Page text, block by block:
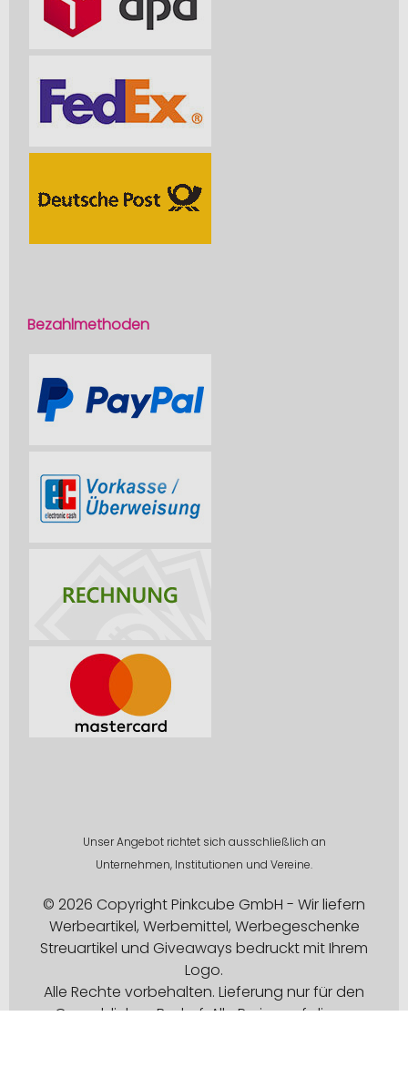
Bezahlmethoden
Unser Angebot richtet sich ausschließlich an
Unternehmen, Institutionen und Vereine.
© 2026 Copyright Pinkcube GmbH - Wir liefern
Werbeartikel, Werbemittel, Werbegeschenke
Streuartikel und Giveaways bedruckt mit Ihrem
Logo.
Alle Rechte vorbehalten. Lieferung nur für den
Gewerblichen Bedarf. Alle Preise auf dieser